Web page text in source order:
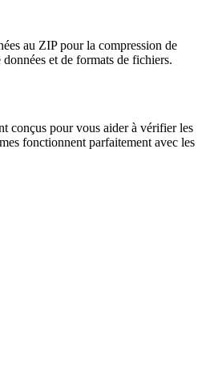
au ZIP pour la compression de
et de formats de fichiers.
conçus pour vous aider à vérifier les
fonctionnent parfaitement avec les